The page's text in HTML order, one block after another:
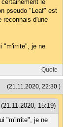
certainement le
pseudo "Leaf" est
reconnais d'une
"m'irrite", je ne
Quote
(21.11.2020, 22:30 )
(21.11.2020, 15:19)
"m'irrite", je ne